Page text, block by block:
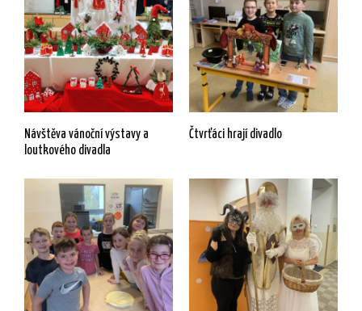
Návštěva vánoční výstavy a
loutkového divadla
Čtvrťáci hrají divadlo